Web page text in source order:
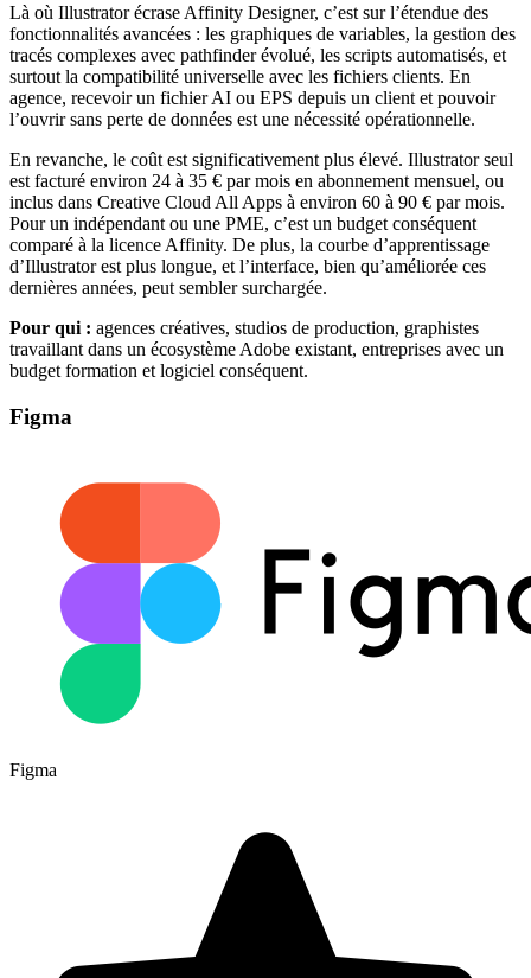
Là où Illustrator écrase Affinity Designer, c’est sur l’étendue des
fonctionnalités avancées : les graphiques de variables, la gestion des
tracés complexes avec pathfinder évolué, les scripts automatisés, et
surtout la compatibilité universelle avec les fichiers clients. En
agence, recevoir un fichier AI ou EPS depuis un client et pouvoir
l’ouvrir sans perte de données est une nécessité opérationnelle.
En revanche, le coût est significativement plus élevé. Illustrator seul
est facturé environ 24 à 35 € par mois en abonnement mensuel, ou
inclus dans Creative Cloud All Apps à environ 60 à 90 € par mois.
Pour un indépendant ou une PME, c’est un budget conséquent
comparé à la licence Affinity. De plus, la courbe d’apprentissage
d’Illustrator est plus longue, et l’interface, bien qu’améliorée ces
dernières années, peut sembler surchargée.
Pour qui : agences créatives, studios de production, graphistes
travaillant dans un écosystème Adobe existant, entreprises avec un
budget formation et logiciel conséquent.
Figma
Figma